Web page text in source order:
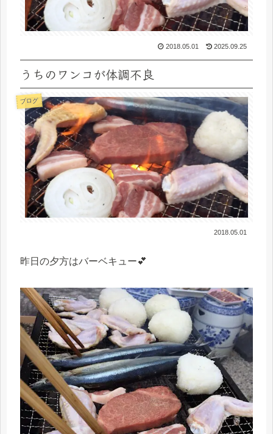
2018.05.01 2025.09.25
うちのワンコが体調不良
ブログ
2018.05.01
昨日の夕方はバーベキュー💕